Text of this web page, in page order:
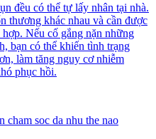
đều có thể tự lấy nhân tại nhà.
thương khác nhau và cần được
Nếu cố gắng nặn những
bạn có thể khiến tình trạng
làm tăng nguy cơ nhiễm
phục hồi.